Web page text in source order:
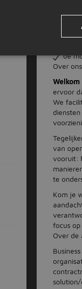
8%
de
Over ons
ervoor
We
van
vooruit:
te
Kom je
focus
Over de